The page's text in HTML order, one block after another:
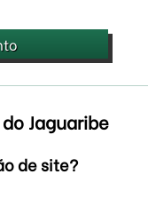
Jaguaribe
de site?